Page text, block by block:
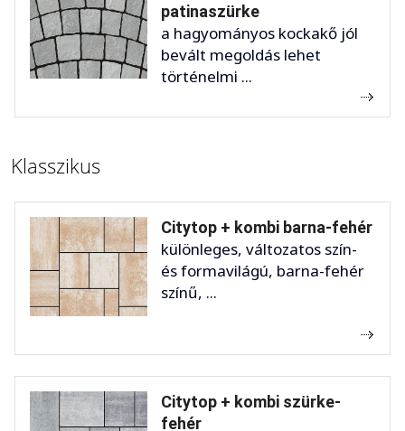
patinaszürke
a hagyományos kockakő jól
bevált megoldás lehet
történelmi ...
Klasszikus
Citytop + kombi barna-fehér
különleges, változatos szín-
és formavilágú, barna-fehér
színű, ...
Citytop + kombi szürke-
fehér